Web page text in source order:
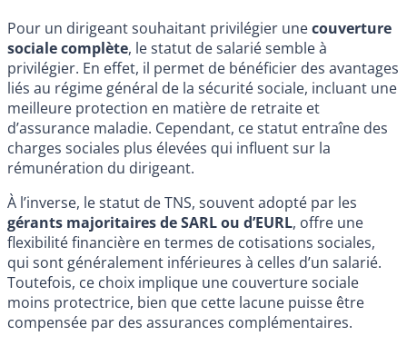
Pour un dirigeant souhaitant privilégier unecouverture
sociale complète, le statut de salarié semble à
privilégier. En effet, il permet de bénéficier des avantages
liés au régime général de la sécurité sociale, incluant une
meilleure protection en matière de retraite et
d’assurance maladie. Cependant, ce statut entraîne des
charges sociales plus élevées qui influent sur la
rémunération du dirigeant.
À l’inverse, le statut de TNS, souvent adopté par les
gérants majoritaires de SARL ou d’EURL, offre une
flexibilité financière en termes de cotisations sociales,
qui sont généralement inférieures à celles d’un salarié.
Toutefois, ce choix implique une couverture sociale
moins protectrice, bien que cette lacune puisse être
compensée par des assurances complémentaires.